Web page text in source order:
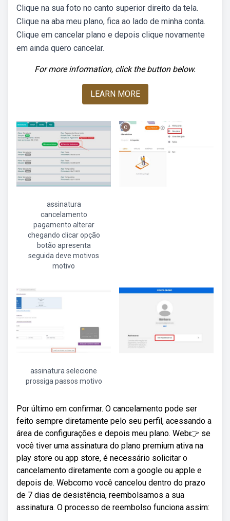
Clique na sua foto no canto superior direito da tela.
Clique na aba meu plano, fica ao lado de minha conta.
Clique em cancelar plano e depois clique novamente
em ainda quero cancelar.
For more information, click the button below.
LEARN MORE
assinatura
cancelamento
pagamento alterar
chegando clicar opção
botão apresenta
seguida deve motivos
motivo
assinatura selecione
prossiga passos motivo
Por último em confirmar. O cancelamento pode ser
feito sempre diretamente pelo seu perfil, acessando a
área de configurações e depois meu plano. Web👉 se
você tiver uma assinatura do plano premium ativa na
play store ou app store, é necessário solicitar o
cancelamento diretamente com a google ou apple e
depois de. Webcomo você cancelou dentro do prazo
de 7 dias de desistência, reembolsamos a sua
assinatura. O processo de reembolso funciona assim: